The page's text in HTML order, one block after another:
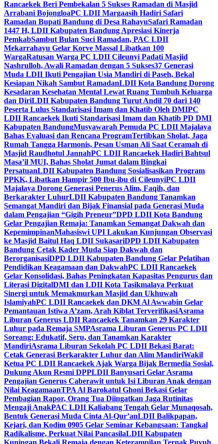
Rancaekek Beri Pembekalan 5 Sukses Ramadan di Masjid
Arrabani BojongloaPC LDII Margaasih Hadiri Safari
Ramadan Bupati Bandung di Desa RahayuSafari Ramadan
1447 H, LDII Kabupaten Bandung Apresiasi Kinerja
PemkabSambut Bulan Suci Ramadan, PAC LDII
Mekarrahayu Gelar Korve Massal Libatkan 100
WargaRatusan Warga PC LDII Cileunyi Padati Masjid
Nashrulloh, Awali Ramadan dengan 5 Sukses37 Generasi
Muda LDII Ikuti Pengajian Usia Mandiri di Paseh, Bekal
Kesiapan Nikah Sambut RamadanLDII Kota Bandung Dorong
Kesadaran Kesehatan Mental Lewat Ruang Tumbuh Keluarga
dan DiriLDII Kabupaten Bandung Turut Andil 70 dari 140
Peserta Lulus Standarisasi Imam dan Khatib Oleh DMIPC
LDII Rancaekek Ikuti Standarisasi Imam dan Khatib PD DMI
Kabupaten BandungMusyawarah Pemuda PC LDII Majalaya
Bahas Evaluasi dan Rencana ProgramTertibkan Sholat, Jaga
Rumah Tangga Harmonis, Pesan Usman Ali Saat Ceramah di
Masjid Raudhotul JannahPC LDII Rancaekek Hadiri Bahtsul
Masa’il MUI, Bahas Sholat Jumat dalam Bingkai
PersatuanLDII Kabupaten Bandung Sosialisasikan Program
PPKK, Libatkan Hampir 500 Ibu-ibu di CileunyiPC LDII
Majalaya Dorong Generasi Penerus Alim, Faqih, dan
Berkarakter LuhurLDII Kabupaten Bandung Tanamkan
Semangat Mandiri dan Bijak Finansial pada Generasi Muda
dalam Pengajian “Gigih Preneur”DPD LDII Kota Bandung
Gelar Pengajian Remaja: Tanamkan Semangat Dakwah dan
KepemimpinanMahasiswi UPI Lakukan Kunjungan Observasi
ke Masjid Baitul Haq LDII SukasariDPD LDII Kabupaten
Bandung Cetak Kader Muda Siap Dakwah dan
BerorganisasiDPD LDII Kabupaten Bandung Gelar Pelatihan
Pendidikan Keagamaan dan DakwahPC LDII Rancaekek
Gelar Konsolidasi, Bahas Peningkatan Kapasitas Pengurus dan
Literasi DigitalDMI dan LDII Kota Tasikmalaya Perkuat
Sinergi untuk Memakmurkan Masjid dan Ukhuwah
IslamiyahPC LDII Rancaekek dan DKM Al Awwabin Gelar
Pemantauan Istiwa A’zam, Arah Kiblat TerverifikasiAsrama
Liburan Generus LDII Rancaekek Tanamkan 29 Karakter
Luhur pada Remaja SMPAsrama Liburan Generus PC LDII
Soreang: Edukatif, Seru, dan Tanamkan Karakter
MandiriAsrama Liburan Sekolah PC LDII Bekasi Barat:
Cetak Generasi Berkarakter Luhur dan Alim MandiriWakil
Ketua PC LDII Rancaekek Ajak Warga Bijak Bermedia Sosial,
Dukung Akun Resmi DPPLDII Banyusari Gelar Asrama
Pengajian Generus Caberawit untuk Isi Liburan Anak dengan
Nilai KeagamaanTPA Al Barokatul Ghoni Bekasi Gelar
Pembagian Rapor, Orang Tua Diingatkan Jaga Rutinitas
Mengaji AnakPAC LDII Kaliabang Tengah Gelar Munaqosah,
Bentuk Generasi Muda Cinta Al-Qur’anLDII Balikpapan,
Kejari, dan Kodim 0905 Gelar Seminar Kebangsaan: Tangkal
Radikalisme, Perkuat Nilai PancasilaLDII Kabupaten